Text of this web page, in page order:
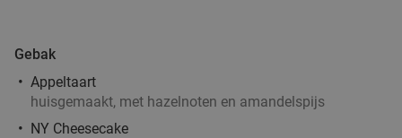
Gebak
Appeltaart
huisgemaakt, met hazelnoten en amandelspijs
NY Cheesecake